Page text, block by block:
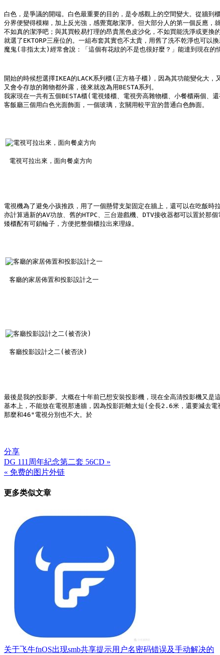
白色，是爭議的開端。白色最重要的目的，是令感觀上的空間變大。從牆到
分界便變得模糊，加上反光強，感覺寬敞潔淨。但大部分人的第一個反應，
不如真的潔淨吧；與其買較易打理的昂貴黑色皮沙化，不如買能洗淨或更換
就選了EKTORP三座位的。一組布套其實也不太貴，用舊了洗不乾淨也可以
魔鬼(非指太太)經常會說：「這個有花紋的不是也很好麼？」能達到現在的
開始的時候想選擇IKEA的LACK系列櫃(正方格子櫃)，因為其功能變化大，
又會令存放的雜物都外露，後來就改為用BESTA系列。
我家現在一共有五個BESTA櫃(電視矮櫃、電視旁高雜物櫃、小餐櫃兩個、
客飯廳三個用白色光面飾面，一個玻璃，玄關用較平宜的普通白色飾面。
電視可拉出來，面向餐桌方向
電視機為了避免小孩推跌，用了一個懸臂支架固定在牆上，還可以在吃飯時
亦計算過新的AV功放、舊的HTPC、三台遊戲機、DTV接收器都可以置於那
矮櫃配有可鎖輪子，方便把整個櫃拉出來理線。
客廳的家居佈置和投影設計之一
客廳投影設計之二(被否決)
最後是我的投影夢。大概在十年前已想安裝投影機，現在全高清投影機又是
基本上，不能放在電視那邊牆，因為投影距離太短(全長2.6米，還要減去
那麼和46"電視分別也不大。於
分享
文
章
导
DG 111周年紀念第二套 56CD »
« 免费的图片外链
更多类似文章
关于飞牛fnOS出现smb共享提示用户名密码错误及手动解决的